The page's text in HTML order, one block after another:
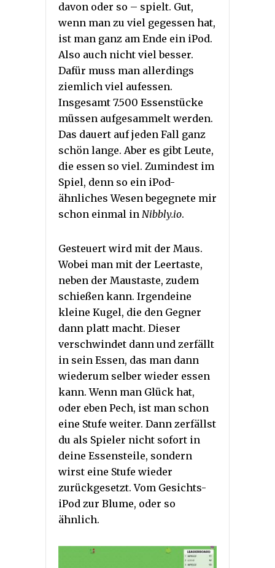
davon oder so – spielt. Gut,
wenn man zu viel gegessen hat,
ist man ganz am Ende ein iPod.
Also auch nicht viel besser.
Dafür muss man allerdings
ziemlich viel aufessen.
Insgesamt 7.500 Essenstücke
müssen aufgesammelt werden.
Das dauert auf jeden Fall ganz
schön lange. Aber es gibt Leute,
die essen so viel. Zumindest im
Spiel, denn so ein iPod-
ähnliches Wesen begegnete mir
schon einmal in Nibbly.io.
Gesteuert wird mit der Maus.
Wobei man mit der Leertaste,
neben der Maustaste, zudem
schießen kann. Irgendeine
kleine Kugel, die den Gegner
dann platt macht. Dieser
verschwindet dann und zerfällt
in sein Essen, das man dann
wiederum selber wieder essen
kann. Wenn man Glück hat,
oder eben Pech, ist man schon
eine Stufe weiter. Dann zerfällst
du als Spieler nicht sofort in
deine Essensteile, sondern
wirst eine Stufe wieder
zurückgesetzt. Vom Gesichts-
iPod zur Blume, oder so
ähnlich.